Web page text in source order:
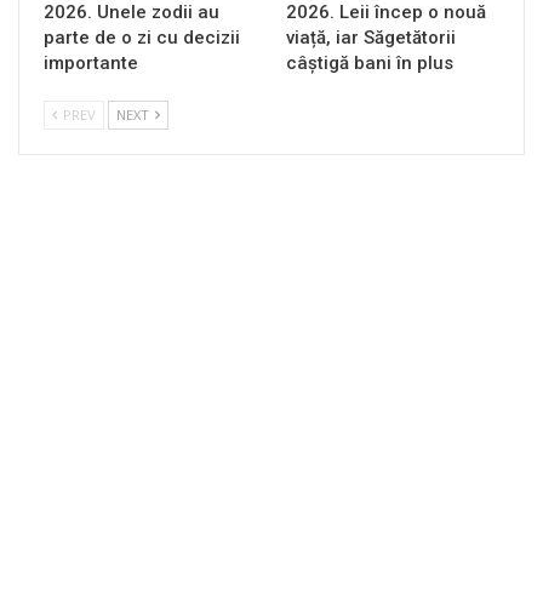
2026. Unele zodii au
parte de o zi cu decizii
importante
2026. Leii încep o nouă
viață, iar Săgetătorii
câștigă bani în plus
PREV NEXT